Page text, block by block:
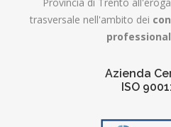
trasversale nell'ambito dei
Azienda
ISO